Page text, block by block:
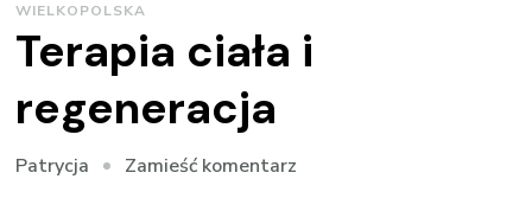
WIELKOPOLSKA
Terapia ciała i
regeneracja
Patrycja Zamieść komentarz